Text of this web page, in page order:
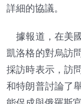
詳細的協議。
據報道，在美
凱洛格的對烏訪
採訪時表示，訪
和特朗普討論了